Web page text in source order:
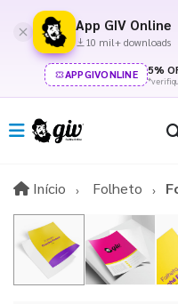
App GIV Online
10 mil+ downloads
APPGIVONLINE 5%
Início InícioFolheto